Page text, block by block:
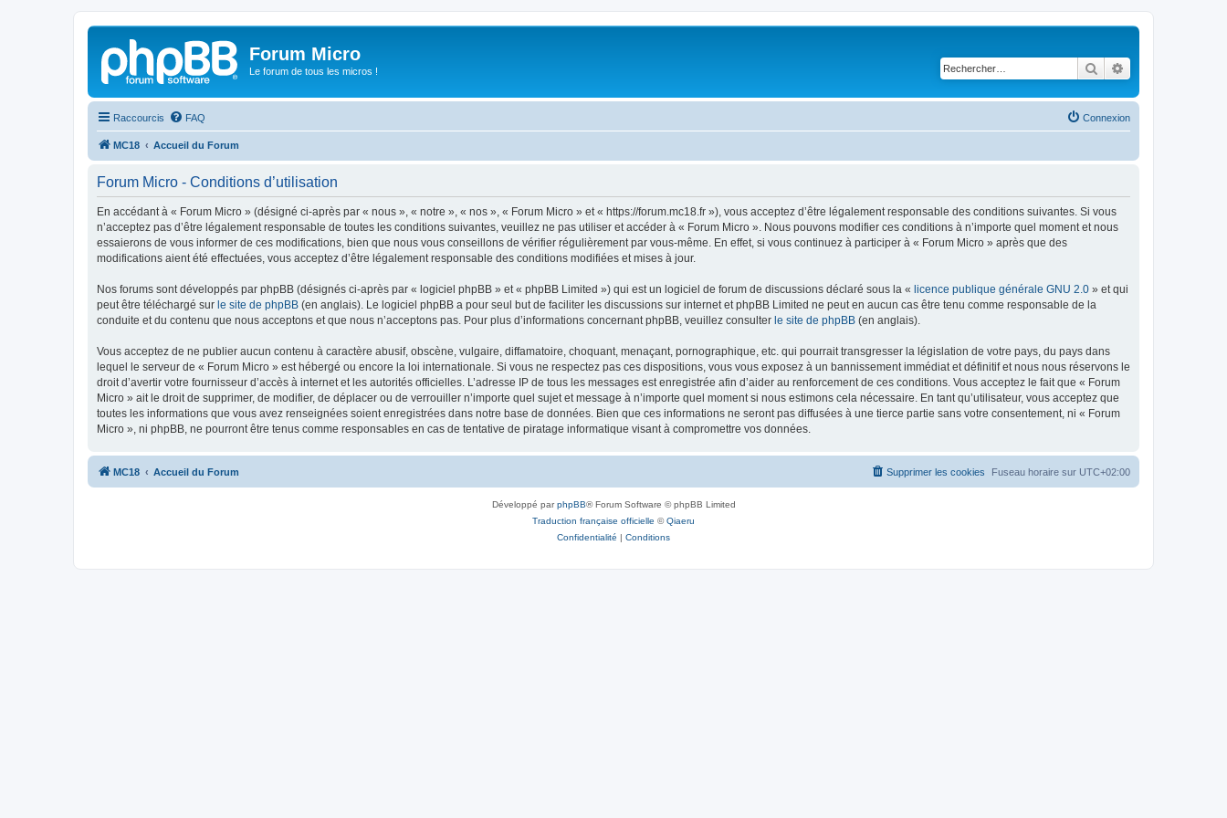
Forum Micro
Le forum de tous les micros ! Rechercher
Raccourcis FAQ Connexion
MC18 Accueil du Forum
Forum Micro - Conditions d’utilisation
En accédant à « Forum Micro » (désigné ci-après par « nous », « notre », « nos », « Forum Micro » et « https://forum.mc18.fr »), vous acceptez d’être légalement responsable des conditions suivantes. Si vous
n’acceptez pas d’être légalement responsable de toutes les conditions suivantes, veuillez ne pas utiliser et accéder à « Forum Micro ». Nous pouvons modifier ces conditions à n’importe quel moment et nous
essaierons de vous informer de ces modifications, bien que nous vous conseillons de vérifier régulièrement par vous-même. En effet, si vous continuez à participer à « Forum Micro » après que des
modifications aient été effectuées, vous acceptez d’être légalement responsable des conditions modifiées et mises à jour.
Nos forums sont développés par phpBB (désignés ci-après par « logiciel phpBB » et « phpBB Limited ») qui est un logiciel de forum de discussions déclaré sous la « licence publique générale GNU 2.0 » et qui
peut être téléchargé sur le site de phpBB (en anglais). Le logiciel phpBB a pour seul but de faciliter les discussions sur internet et phpBB Limited ne peut en aucun cas être tenu comme responsable de la
conduite et du contenu que nous acceptons et que nous n’acceptons pas. Pour plus d’informations concernant phpBB, veuillez consulter le site de phpBB (en anglais).
Vous acceptez de ne publier aucun contenu à caractère abusif, obscène, vulgaire, diffamatoire, choquant, menaçant, pornographique, etc. qui pourrait transgresser la législation de votre pays, du pays dans
lequel le serveur de « Forum Micro » est hébergé ou encore la loi internationale. Si vous ne respectez pas ces dispositions, vous vous exposez à un bannissement immédiat et définitif et nous nous réservons le
droit d’avertir votre fournisseur d’accès à internet et les autorités officielles. L’adresse IP de tous les messages est enregistrée afin d’aider au renforcement de ces conditions. Vous acceptez le fait que « Forum
Micro » ait le droit de supprimer, de modifier, de déplacer ou de verrouiller n’importe quel sujet et message à n’importe quel moment si nous estimons cela nécessaire. En tant qu’utilisateur, vous acceptez que
toutes les informations que vous avez renseignées soient enregistrées dans notre base de données. Bien que ces informations ne seront pas diffusées à une tierce partie sans votre consentement, ni « Forum
Micro », ni phpBB, ne pourront être tenus comme responsables en cas de tentative de piratage informatique visant à compromettre vos données.
MC18 Accueil du Forum Fuseau horaire sur UTC+02:00
Supprimer les cookies
Développé parphpBB® Forum Software © phpBB Limited
Traduction française officielle ©Qiaeru
Confidentialité | Conditions